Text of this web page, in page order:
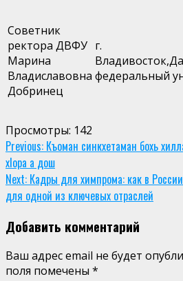
Советник
ректора ДВФУ
Марина
Владиславовна
Добринец
г.
Владивосток,
федеральный
Просмотры: 142
Continue
Reading
Previous: Къоман синкхетаман бохь
хIора а дош
Next: Кадры для химпрома: как в
для одной из ключевых отраслей
Добавить комментарий
Ваш адрес email не будет
поля помечены *